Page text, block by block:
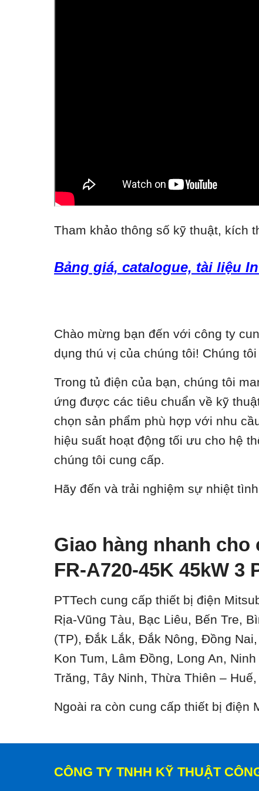
Tham khảo thông số kỹ thuật, kích
Bảng giá, catalogue, tài liệu
Chào mừng bạn đến với công ty
dụng thú vị của chúng tôi! Chúng
Trong tủ điện của bạn, chúng tôi
ứng được các tiêu chuẩn về kỹ
chọn sản phẩm phù hợp với nhu
hiệu suất hoạt động tối ưu cho hệ
chúng tôi cung cấp.
Hãy đến và trải nghiệm sự nhiệt
Giao hàng nhanh
FR-A720-45K 45kW 3
PTTech cung cấp thiết bị điện
Rịa-Vũng Tàu, Bạc Liêu, Bến Tre,
(TP), Đắk Lắk, Đắk Nông, Đồng
Kon Tum, Lâm Đồng, Long An,
Trăng, Tây Ninh, Thừa Thiên –
Ngoài ra còn cung cấp thiết bị điện
CÔNG TY TNHH KỸ THUẬT